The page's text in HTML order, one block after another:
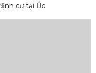
cư tại Úc